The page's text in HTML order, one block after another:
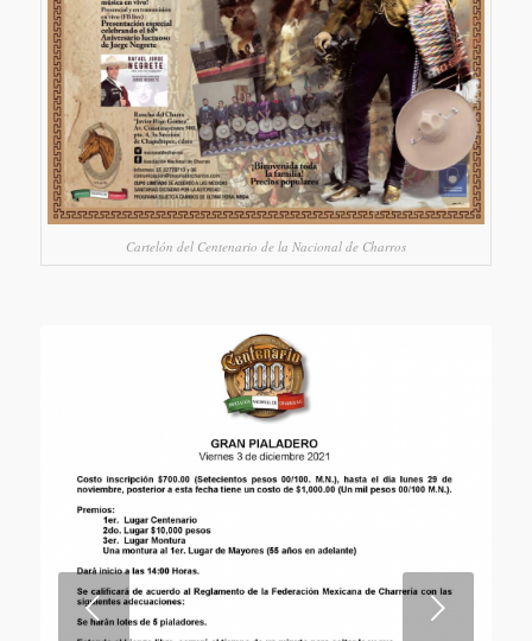
Cartelón del Centenario de la Nacional de Charros
Posterior